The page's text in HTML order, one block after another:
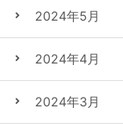
2024年5月
2024年4月
2024年3月